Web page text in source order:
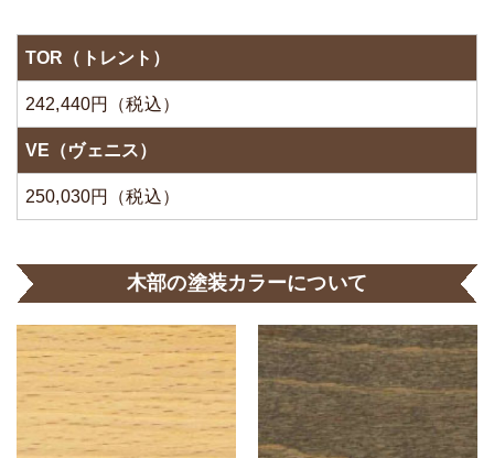
TOR（トレント）
242,440円（税込）
VE（ヴェニス）
250,030円（税込）
木部の塗装カラーについて